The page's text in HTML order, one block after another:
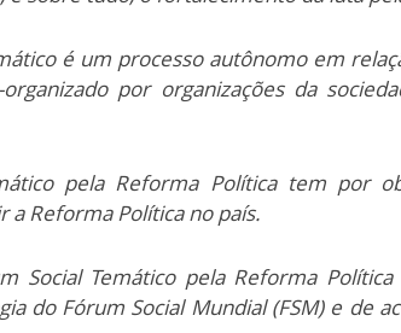
é um processo autônomo em
por organizações da
pela Reforma Política tem por
a Reforma Política no país.
Social Temático pela Reforma
do Fórum Social Mundial (FSM) e de